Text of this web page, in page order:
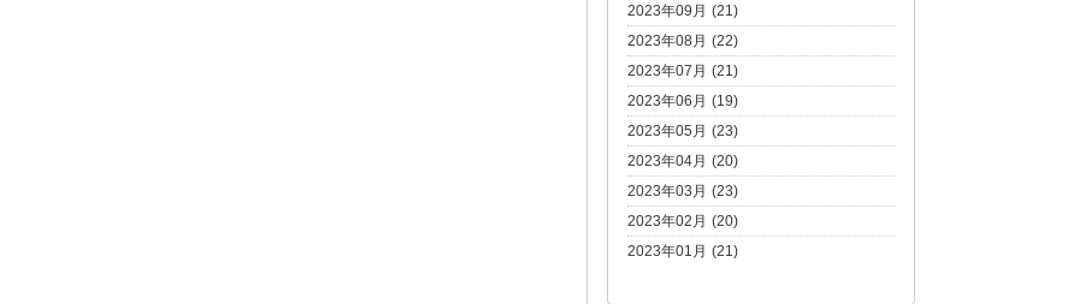
2023年09月 (21)
2023年08月 (22)
2023年07月 (21)
2023年06月 (19)
2023年05月 (23)
2023年04月 (20)
2023年03月 (23)
2023年02月 (20)
2023年01月 (21)